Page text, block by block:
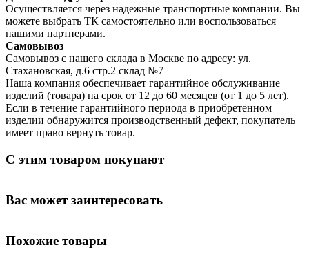
Осуществляется через надежные транспортные компании. Вы
можете выбрать ТК самостоятельно или воспользоваться
нашими партнерами.
Самовывоз
Самовывоз с нашего склада в Москве по адресу: ул.
Стахановская, д.6 стр.2 склад №7
Наша компания обеспечивает гарантийное обслуживание
изделий (товара) на срок от 12 до 60 месяцев (от 1 до 5 лет).
Если в течение гарантийного периода в приобретенном
изделии обнаружится производственный дефект, покупатель
имеет право вернуть товар.
С этим товаром покупают
Вас может заинтересовать
Похожие товары